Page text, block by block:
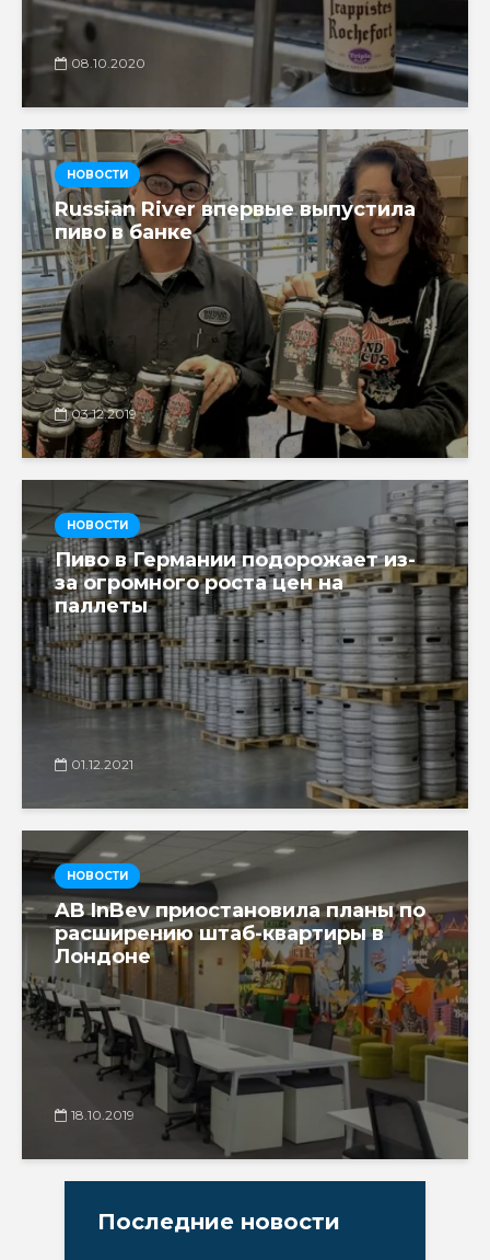
08.10.2020
НОВОСТИ
Russian River впервые выпустила
пиво в банке
03.12.2019
НОВОСТИ
Пиво в Германии подорожает из-
за огромного роста цен на
паллеты
01.12.2021
НОВОСТИ
AB InBev приостановила планы по
расширению штаб-квартиры в
Лондоне
18.10.2019
Последние новости